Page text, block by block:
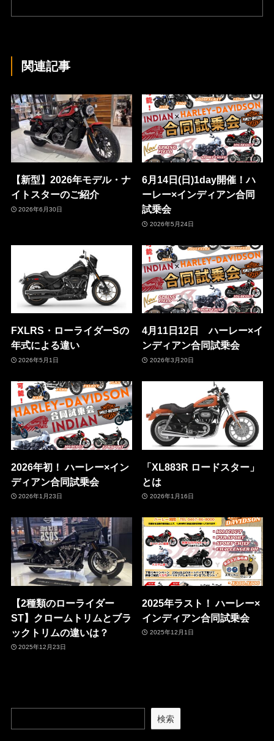
関連記事
【新型】2026年モデル・ナ
イトスターのご紹介
2026年6月30日
6月14日(日)1day開催！ハ
ーレー×インディアン合同
試乗会
2026年5月24日
FXLRS・ローライダーSの
年式による違い
2026年5月1日
4月11日12日 ハーレー×イ
ンディアン合同試乗会
2026年3月20日
2026年初！ ハーレー×イン
ディアン合同試乗会
2026年1月23日
「XL883R ロードスター」
とは
2026年1月16日
【2種類のローライダー
ST】クロームトリムとブラ
ックトリムの違いは？
2025年12月23日
2025年ラスト！ ハーレー×
インディアン合同試乗会
2025年12月1日
検索